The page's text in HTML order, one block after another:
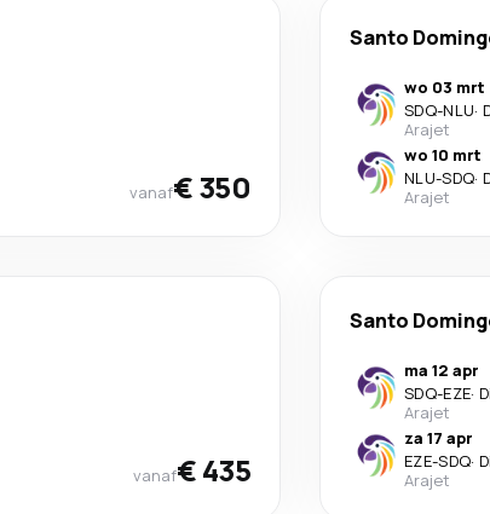
vanaf€ 350
Santo
wo 03 mrt
SDQ-NLU·
Arajet
wo 10 mrt
NLU-SDQ·
Arajet
vanaf€ 435
Santo
ma 12 apr
SDQ-EZE·
Arajet
za 17 apr
EZE-SDQ·
Arajet